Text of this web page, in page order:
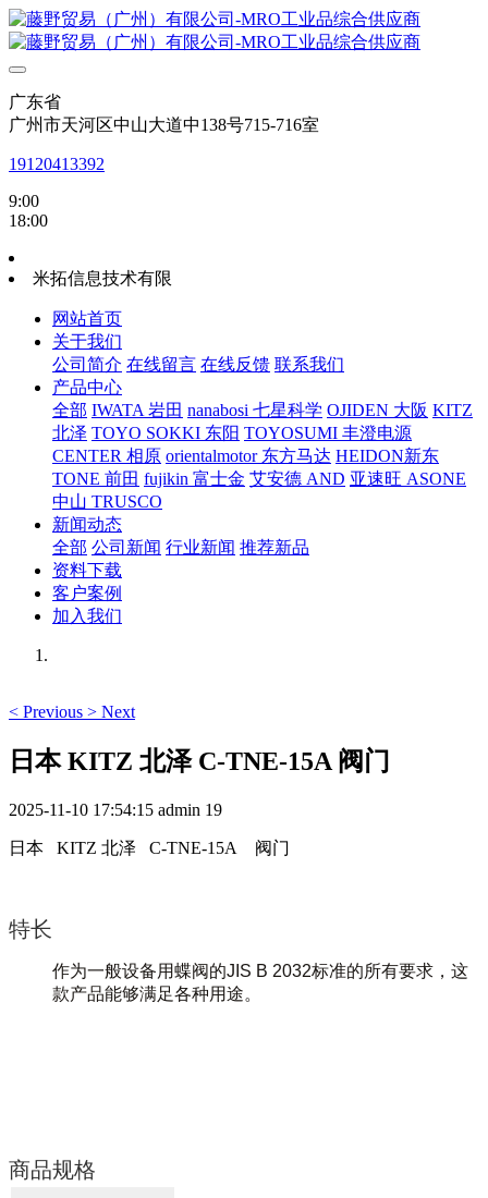
广东省
广州市天河区中山大道中138号715-716室
19120413392
9:00
18:00
米拓信息技术有限
网站首页
关于我们
公司简介 在线留言 在线反馈 联系我们
产品中心
全部 IWATA 岩田 nanabosi 七星科学 OJIDEN 大阪 KITZ
北泽 TOYO SOKKI 东阳 TOYOSUMI 丰澄电源
CENTER 相原 orientalmotor 东方马达 HEIDON新东
TONE 前田 fujikin 富士金 艾安德 AND 亚速旺 ASONE
中山 TRUSCO
新闻动态
全部 公司新闻 行业新闻 推荐新品
资料下载
客户案例
加入我们
< Previous > Next
日本 KITZ 北泽 C-TNE-15A 阀门
2025-11-10 17:54:15 admin 19
日本 KITZ 北泽 C-TNE-15A 阀门
特长
作为一般设备用蝶阀的JIS B 2032标准的所有要求，这
款产品能够满足各种用途。
商品规格